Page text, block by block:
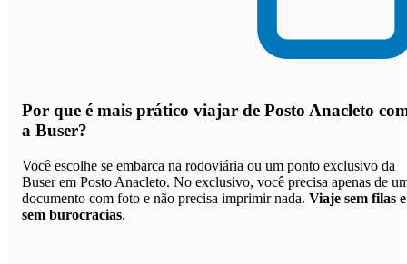
Por que é mais prático viajar de Posto Anacleto
a Buser?
Você escolhe se embarca na rodoviária ou um ponto exclusivo da
Buser em Posto Anacleto. No exclusivo, você precisa apenas de
documento com foto e não precisa imprimir nada. Viaje sem filas e
sem burocracias.